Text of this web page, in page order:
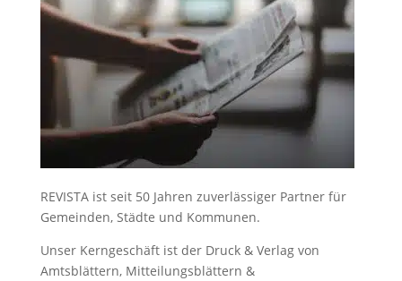
REVISTA ist seit 50 Jahren zuverlässiger Partner für
Gemeinden, Städte und Kommunen.
Unser Kerngeschäft ist der Druck & Verlag von
Amtsblättern, Mitteilungsblättern &